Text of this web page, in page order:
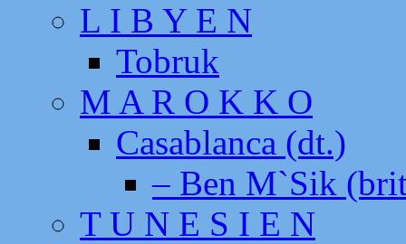
L I B Y E N
Tobruk
M A R O K K O
Casablanca (dt.)
– Ben M`Sik
T U N E S I E N